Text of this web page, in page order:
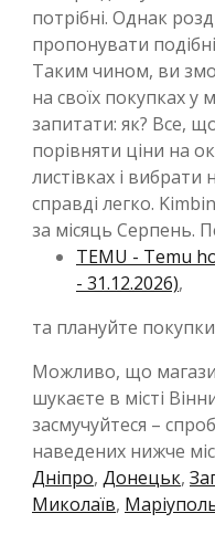
потрібні. Однак
пропонувати
Таким чином, ви
на своїх покупках у
запитати: як? Все,
порівняти ціни на
листівках і
справді легко.
за місяць Серпень.
TEMU - Temu
- 31.12.2026),
та плануйте
Можливо, що
шукаєте в місті
засмучуйтеся –
наведених нижче
Дніпро, Донецьк,
Миколаїв,